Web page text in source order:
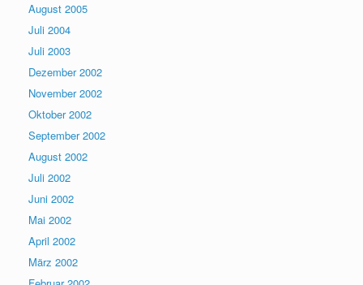
August 2005
Juli 2004
Juli 2003
Dezember 2002
November 2002
Oktober 2002
September 2002
August 2002
Juli 2002
Juni 2002
Mai 2002
April 2002
März 2002